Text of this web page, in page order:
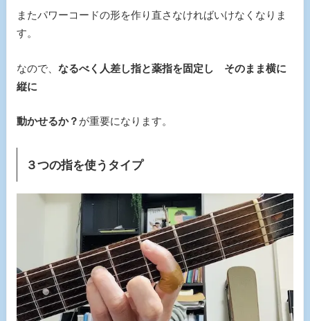
またパワーコードの形を作り直さなければいけなくなりま
す。
なので、 なるべく人差し指と薬指を固定し そのまま横に
縦に
動かせるか？ が重要になります。
３つの指を使うタイプ